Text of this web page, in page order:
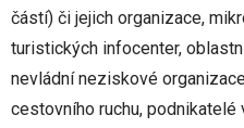
částí) či jejich organizace,
turistických infocenter,
nevládní neziskové
cestovního ruchu, podnikatelé